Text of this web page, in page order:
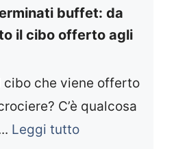
buffet: da
il cibo offerto agli
cibo che viene offerto
C’è qualcosa
Leggi tutto